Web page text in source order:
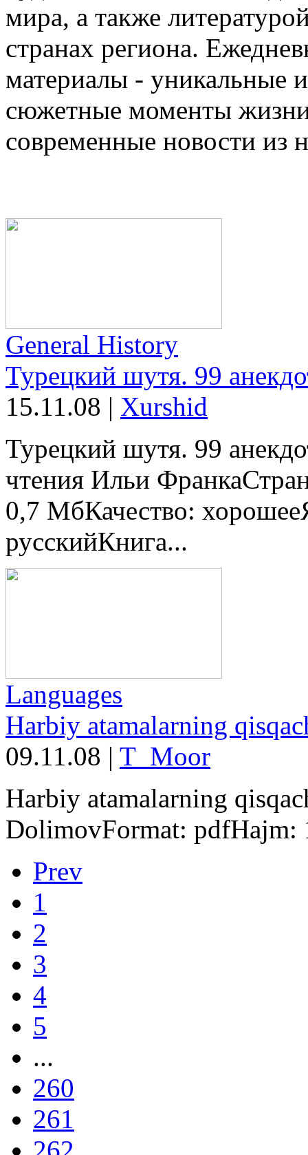
мира, а также
странах региона.
материалы - уникальные
сюжетные моменты
современные новости из
General History
Турецкий шутя. 99
15.11.08 | Xurshid
Турецкий шутя. 99
чтения Ильи
0,7 MбКачество:
русскийКнига...
Languages
Harbiy atamalarning
09.11.08 | T_Moor
Harbiy atamalarning
DolimovFormat: pdfHajm:
Prev
1
2
3
4
5
...
260
261